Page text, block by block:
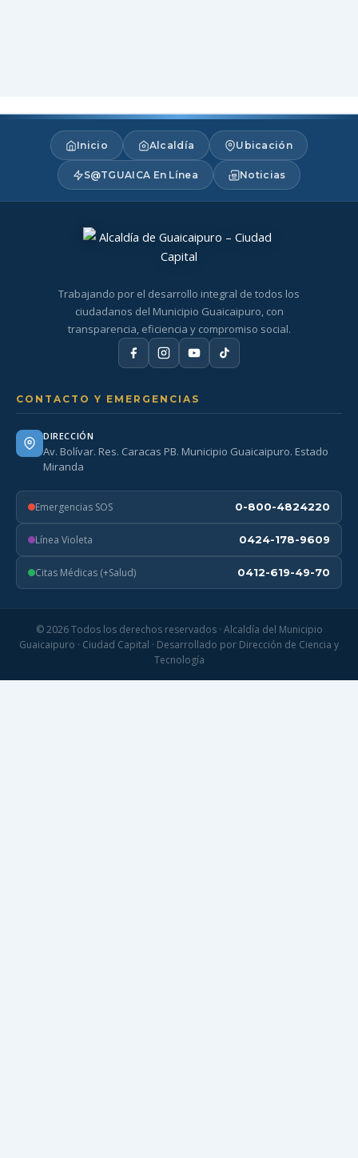
Inicio Alcaldía Ubicación
S@TGUAICA En Línea Noticias
Trabajando por el desarrollo integral de todos los
ciudadanos del Municipio Guaicaipuro, con
transparencia, eficiencia y compromiso social.
CONTACTO Y EMERGENCIAS
DIRECCIÓN
Av. Bolívar. Res. Caracas PB. Municipio Guaicaipuro. Estado
Miranda
Emergencias SOS 0-800-4824220
Línea Violeta 0424-178-9609
Citas Médicas (+Salud) 0412-619-49-70
© 2026 Todos los derechos reservados · Alcaldía del Municipio
Guaicaipuro · Ciudad Capital · Desarrollado por Dirección de Ciencia y
Tecnología